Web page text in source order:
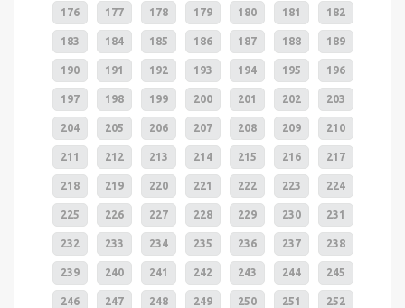
176 177 178 179 180 181 182
183 184 185 186 187 188 189
190 191 192 193 194 195 196
197 198 199 200 201 202 203
204 205 206 207 208 209 210
211 212 213 214 215 216 217
218 219 220 221 222 223 224
225 226 227 228 229 230 231
232 233 234 235 236 237 238
239 240 241 242 243 244 245
246 247 248 249 250 251 252